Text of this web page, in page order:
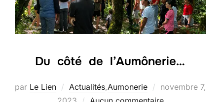
Du côté de l’Aumônerie…
par Le Lien Actualités,Aumonerie
Publié
novembre 7,